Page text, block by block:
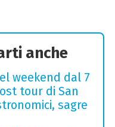
anche
weekend dal 7
tour di San
sagre